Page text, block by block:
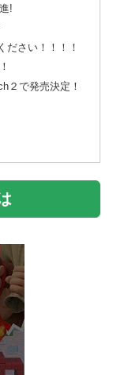
!
ださい！！！！
２で発売決定！